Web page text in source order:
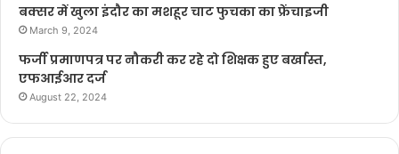
बक्सर में खुला इंदौर का मशहूर चाट फुचका का फ्रेंचाइजी
March 9, 2024
फर्जी प्रमाणपत्र पर नौकरी कर रहे दो शिक्षक हुए बर्खास्त,
एफआईआर दर्ज
August 22, 2024